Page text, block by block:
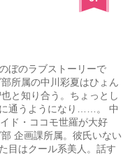
ぼのラブストーリーで
所属の中川彩夏はひょん
と知り合う。ちょっとし
通うようになり……。 中
ド・ココモ世羅が大好
企画課所属。彼氏いない
目はクール系美人。話す